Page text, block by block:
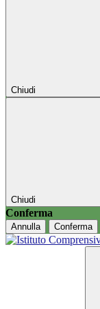
Chiudi
Chiudi
Conferma
Annulla Conferma